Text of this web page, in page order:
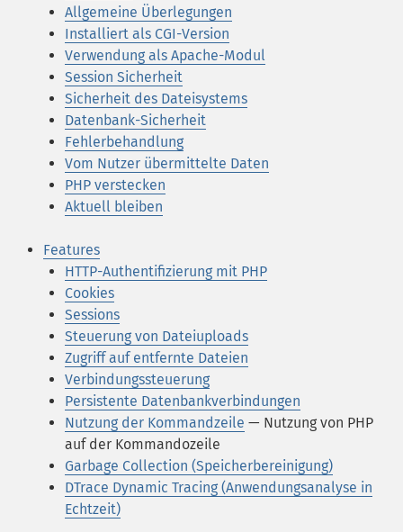
Allgemeine Überlegungen
Installiert als CGI-Version
Verwendung als Apache-Modul
Session Sicherheit
Sicherheit des Dateisystems
Datenbank-Sicherheit
Fehlerbehandlung
Vom Nutzer übermittelte Daten
PHP verstecken
Aktuell bleiben
Features
HTTP-Authentifizierung mit PHP
Cookies
Sessions
Steuerung von Dateiuploads
Zugriff auf entfernte Dateien
Verbindungssteuerung
Persistente Datenbankverbindungen
Nutzung der Kommandzeile — Nutzung von PHP
auf der Kommandozeile
Garbage Collection (Speicherbereinigung)
DTrace Dynamic Tracing (Anwendungsanalyse in
Echtzeit)